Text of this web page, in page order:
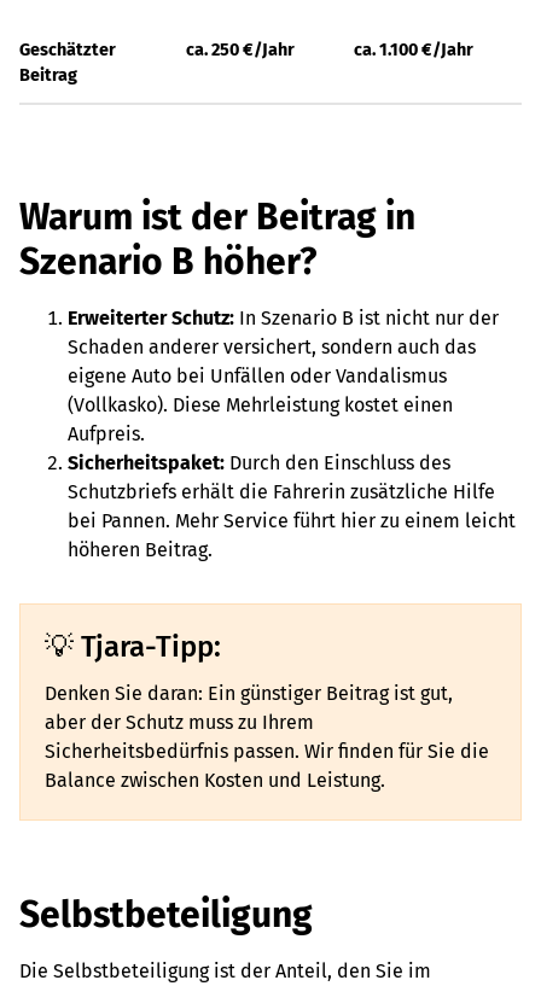
Geschätzter
Beitrag
ca. 250 €/Jahr ca. 1.100 €/Jahr
Warum ist der Beitrag in
Szenario B höher?
Erweiterter Schutz: In Szenario B ist nicht nur der
Schaden anderer versichert, sondern auch das
eigene Auto bei Unfällen oder Vandalismus
(Vollkasko). Diese Mehrleistung kostet einen
Aufpreis.
Sicherheitspaket: Durch den Einschluss des
Schutzbriefs erhält die Fahrerin zusätzliche Hilfe
bei Pannen. Mehr Service führt hier zu einem leicht
höheren Beitrag.
Tjara-Tipp:
Denken Sie daran: Ein günstiger Beitrag ist gut,
aber der Schutz muss zu Ihrem
Sicherheitsbedürfnis passen. Wir finden für Sie die
Balance zwischen Kosten und Leistung.
Selbstbeteiligung
Die Selbstbeteiligung ist der Anteil, den Sie im